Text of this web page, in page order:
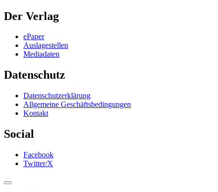
Der Verlag
ePaper
Auslagestellen
Mediadaten
Datenschutz
Datenschutzerklärung
Allgemeine Geschäftsbedingungen
Kontakt
Social
Facebook
Twitter/X